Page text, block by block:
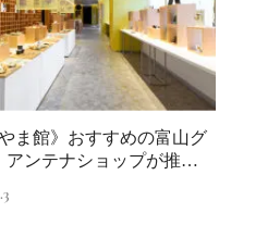
ま館》おすすめの富山グ
アンテナショップが推す美